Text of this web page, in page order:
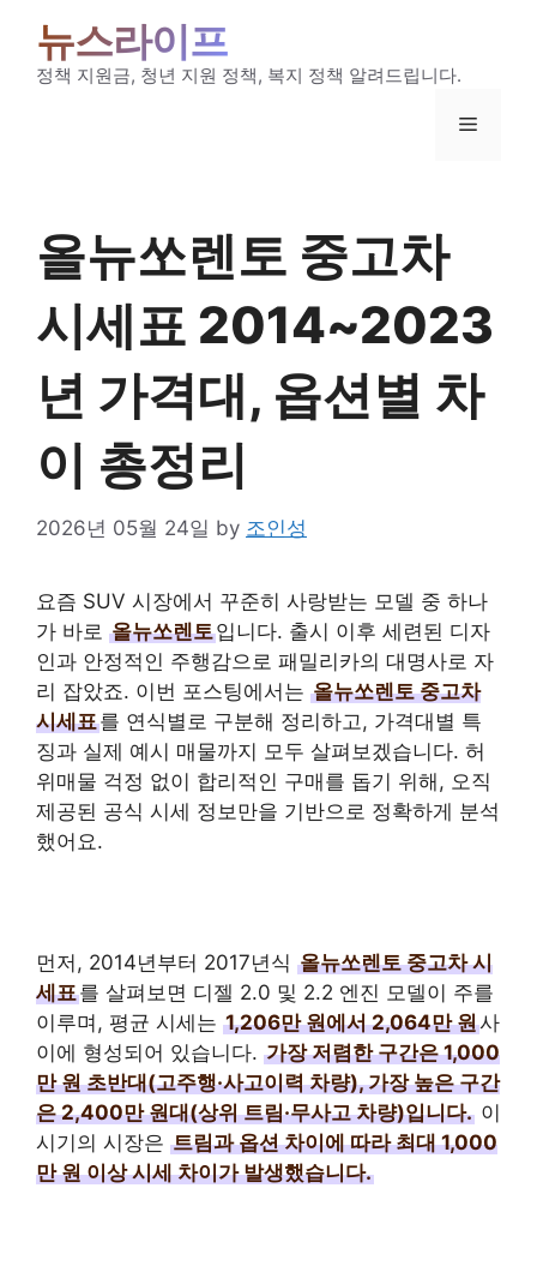
content
뉴스라이프
정책 지원금, 청년 지원 정책, 복지 정책 알려드립니다.
Menu
올뉴쏘렌토 중고차
시세표 2014~2023
년 가격대, 옵션별 차
이 총정리
2026년 05월 24일 by 조인성
요즘 SUV 시장에서 꾸준히 사랑받는 모델 중 하나
가 바로 올뉴쏘렌토입니다. 출시 이후 세련된 디자
인과 안정적인 주행감으로 패밀리카의 대명사로 자
리 잡았죠. 이번 포스팅에서는 올뉴쏘렌토 중고차
시세표를 연식별로 구분해 정리하고, 가격대별 특
징과 실제 예시 매물까지 모두 살펴보겠습니다. 허
위매물 걱정 없이 합리적인 구매를 돕기 위해, 오직
제공된 공식 시세 정보만을 기반으로 정확하게 분석
했어요.
먼저, 2014년부터 2017년식 올뉴쏘렌토 중고차 시
세표를 살펴보면 디젤 2.0 및 2.2 엔진 모델이 주를
이루며, 평균 시세는 1,206만 원에서 2,064만 원사
이에 형성되어 있습니다. 가장 저렴한 구간은 1,000
만 원 초반대(고주행·사고이력 차량), 가장 높은 구간
은 2,400만 원대(상위 트림·무사고 차량)입니다. 이
시기의 시장은 트림과 옵션 차이에 따라 최대 1,000
만 원 이상 시세 차이가 발생했습니다.